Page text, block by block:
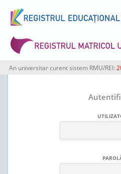
An universitar curent sistem RMU/REI: